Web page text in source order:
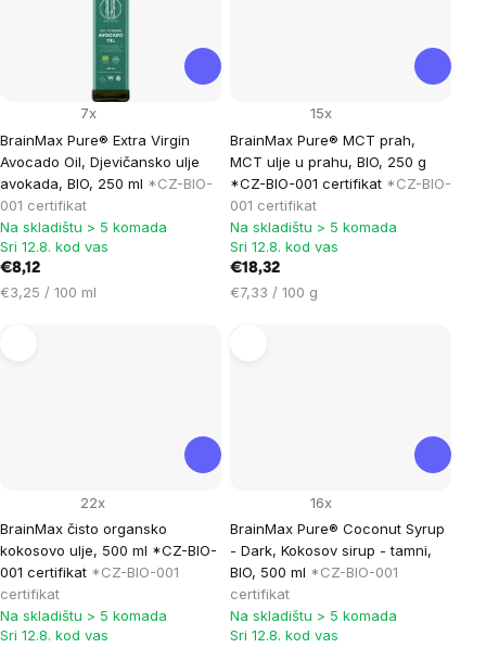
BrainMax Pure® Extra Virgin
Avocado Oil, Djevičansko ulje
avokada, BIO, 250 ml *CZ-BIO-
001 certifikat
7x
Na skladištu > 5 komada
Sri 12.8. kod vas
€8,12
Cijena
€3,25 / 100 ml
BrainMax Pure® MCT prah,
MCT ulje u prahu, BIO, 250 g
*CZ-BIO-001 certifikat *CZ-BIO-
001 certifikat
15x
Na skladištu > 5 komada
Sri 12.8. kod vas
€18,32
Cijena
€7,33 / 100 g
BrainMax čisto organsko
kokosovo ulje, 500 ml *CZ-BIO-
001 certifikat *CZ-BIO-001
certifikat
22x
Na skladištu > 5 komada
Sri 12.8. kod vas
BrainMax Pure® Coconut Syrup
- Dark, Kokosov sirup - tamni,
BIO, 500 ml *CZ-BIO-001
certifikat
16x
Na skladištu > 5 komada
Sri 12.8. kod vas